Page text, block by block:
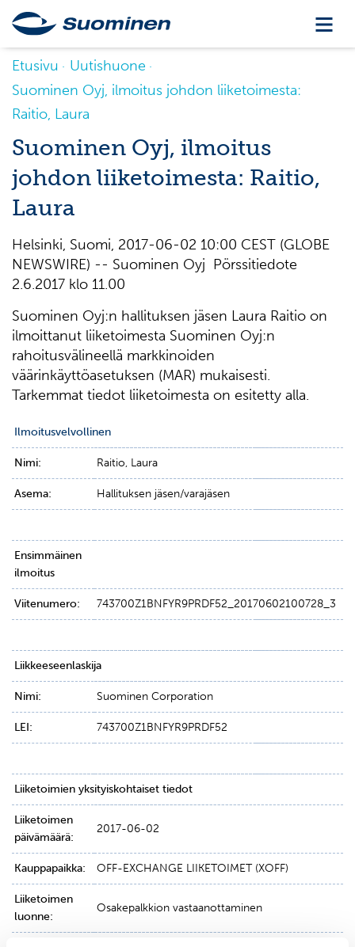
Etusivu
Uutishuone
Suominen Oyj, ilmoitus johdon liiketoimesta:
Raitio, Laura
Suominen Oyj, ilmoitus
johdon liiketoimesta: Raitio,
Laura
Helsinki, Suomi, 2017-06-02 10:00 CEST (GLOBE
NEWSWIRE) -- Suominen Oyj Pörssitiedote
2.6.2017 klo 11.00
Suominen Oyj:n hallituksen jäsen Laura Raitio on
ilmoittanut liiketoimesta Suominen Oyj:n
rahoitusvälineellä markkinoiden
väärinkäyttöasetuksen (MAR) mukaisesti.
Tarkemmat tiedot liiketoimesta on esitetty alla.
Ilmoitusvelvollinen
Nimi: Raitio, Laura
Asema: Hallituksen jäsen/varajäsen
Ensimmäinen
ilmoitus
Viitenumero: 743700Z1BNFYR9PRDF52_20170602100728_3
Liikkeeseenlaskija
Nimi: Suominen Corporation
LEI: 743700Z1BNFYR9PRDF52
Liiketoimien yksityiskohtaiset tiedot
Liiketoimen
päivämäärä:
2017-06-02
Kauppapaikka: OFF-EXCHANGE LIIKETOIMET (XOFF)
Liiketoimen
luonne:
Osakepalkkion vastaanottaminen